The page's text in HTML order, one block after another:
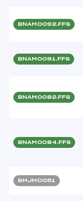
BNAM0092.FFS
BNAM0091.FFS
BNAM0082.FFS
BNAM0084.FFS
BMJM0051